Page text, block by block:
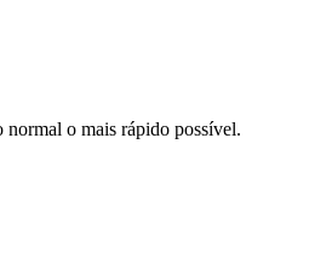
normal o mais rápido possível.